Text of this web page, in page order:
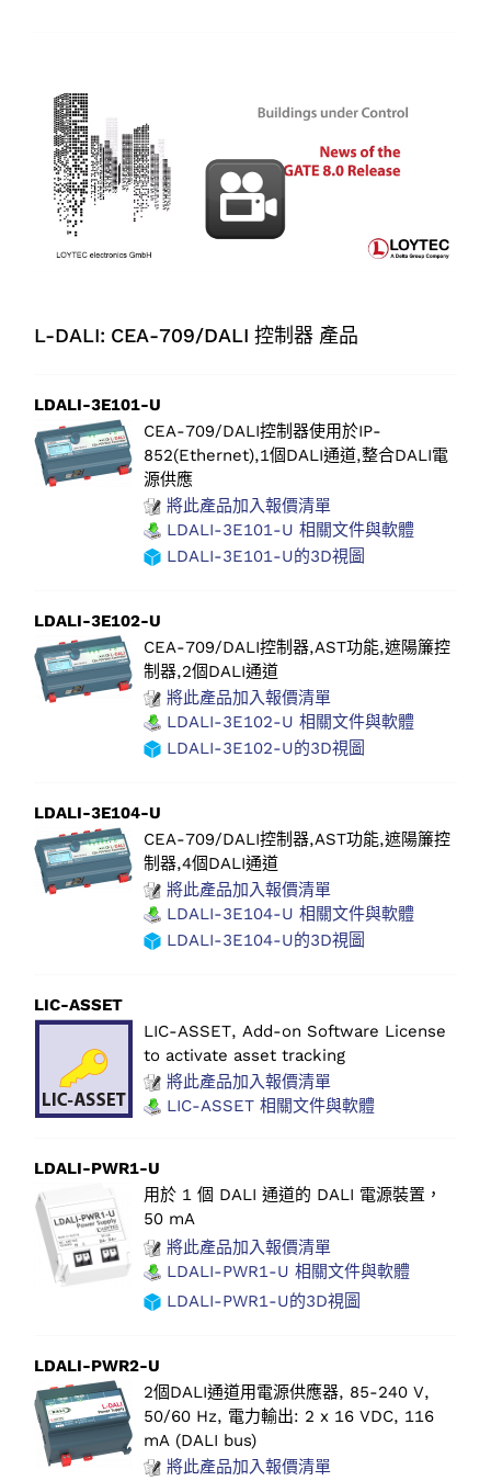
L-DALI: CEA-709/DALI 控制器 產品
LDALI-3E101-U
CEA-709/DALI控制器使用於IP-
852(Ethernet),1個DALI通道,整合DALI電
源供應
將此產品加入報價清單
LDALI-3E101-U 相關文件與軟體
LDALI-3E101-U的3D視圖
LDALI-3E102-U
CEA-709/DALI控制器,AST功能,遮陽簾控
制器,2個DALI通道
將此產品加入報價清單
LDALI-3E102-U 相關文件與軟體
LDALI-3E102-U的3D視圖
LDALI-3E104-U
CEA-709/DALI控制器,AST功能,遮陽簾控
制器,4個DALI通道
將此產品加入報價清單
LDALI-3E104-U 相關文件與軟體
LDALI-3E104-U的3D視圖
LIC-ASSET
LIC-ASSET, Add-on Software License
to activate asset tracking
將此產品加入報價清單
LIC-ASSET 相關文件與軟體
LDALI-PWR1-U
用於 1 個 DALI 通道的 DALI 電源裝置，
50 mA
將此產品加入報價清單
LDALI-PWR1-U 相關文件與軟體
LDALI-PWR1-U的3D視圖
LDALI-PWR2-U
2個DALI通道用電源供應器, 85-240 V,
50/60 Hz, 電力輸出: 2 x 16 VDC, 116
mA (DALI bus)
將此產品加入報價清單